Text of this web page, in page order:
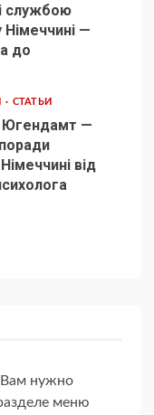
службою
—
до
СТАТЬИ
Югендамт —
від
Вам нужно
меню